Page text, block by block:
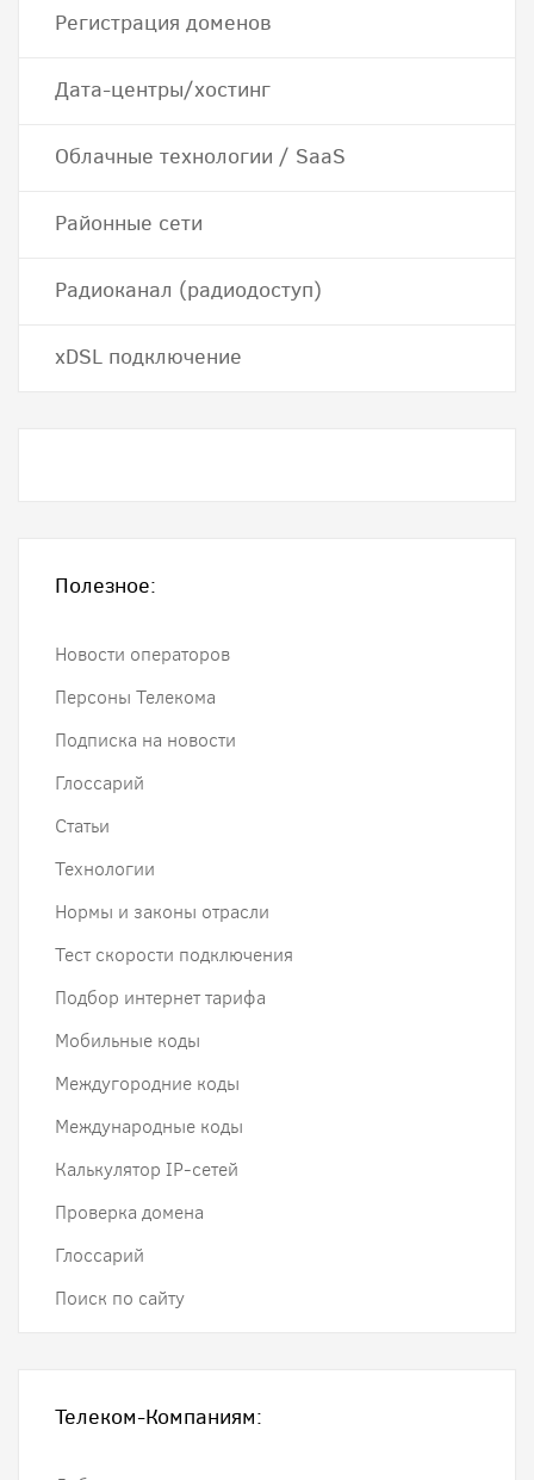
Регистрация доменов
Дата-центры/хостинг
Облачные технологии / SaaS
Районные сети
Радиоканал (радиодоступ)
хDSL подключение
Полезное:
Новости операторов
Персоны Телекома
Подписка на новости
Глоссарий
Статьи
Технологии
Нормы и законы отрасли
Тест скорости подключения
Подбор интернет тарифа
Мобильные коды
Междугородние коды
Международные коды
Калькулятор IP-сетей
Проверка домена
Глоссарий
Поиск по сайту
Телеком-Компаниям: